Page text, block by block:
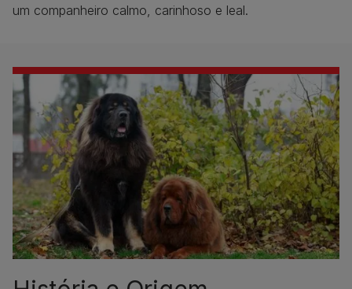
um companheiro calmo, carinhoso e leal.